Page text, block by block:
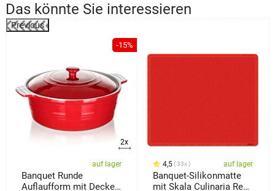
Das könnte Sie interessieren
Previous
-15%
2x
auf lager
Banquet Runde
Auflaufform mit Deckel
4,5 33x auf lager
Banquet-Silikonmatte
mit Skala Culinaria Red